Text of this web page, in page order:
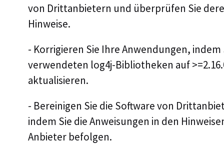
von Drittanbietern und überprüfen Sie
Hinweise.
- Korrigieren Sie Ihre Anwendungen, indem
verwendeten log4j-Bibliotheken auf
aktualisieren.
- Bereinigen Sie die Software von
indem Sie die Anweisungen in den
Anbieter befolgen.